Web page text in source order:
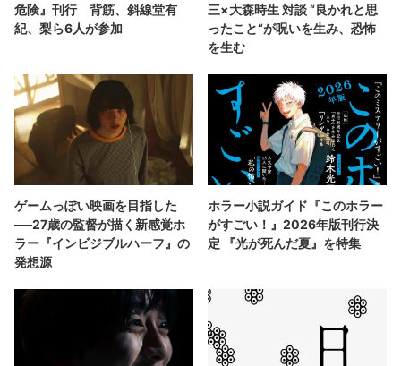
危険』刊行 背筋、斜線堂有
紀、梨ら6人が参加
三×大森時生 対談 “良かれと思
ったこと“が呪いを生み、恐怖
を生む
ゲームっぽい映画を目指した
──27歳の監督が描く新感覚ホ
ラー『インビジブルハーフ』の
発想源
ホラー小説ガイド『このホラー
がすごい！』2026年版刊行決
定 『光が死んだ夏』を特集